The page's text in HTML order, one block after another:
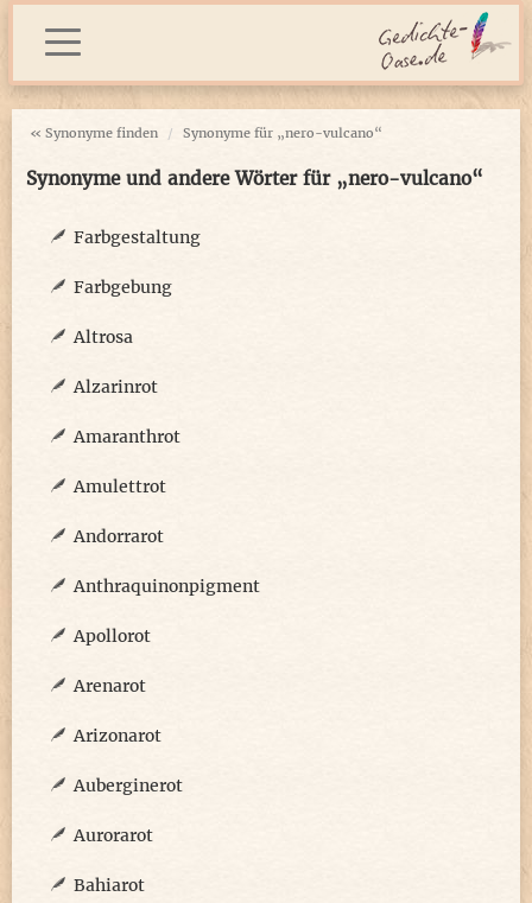
« Synonyme finden Synonyme für „nero-vulcano“
Synonyme und andere Wörter für „nero-vulcano“
Farbgestaltung
Farbgebung
Altrosa
Alzarinrot
Amaranthrot
Amulettrot
Andorrarot
Anthraquinonpigment
Apollorot
Arenarot
Arizonarot
Auberginerot
Aurorarot
Bahiarot